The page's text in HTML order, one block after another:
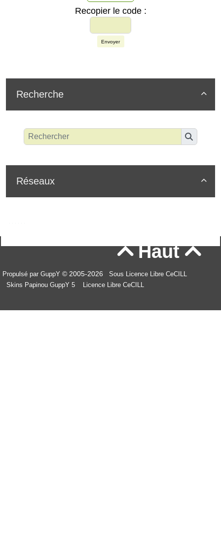
Recopier le code :
Envoyer

Recherche

Réseaux
Haut
Propulsé par GuppY © 2005-2026
Sous Licence Libre CeCILL
Skins Papinou GuppY 5
Licence Libre CeCILL